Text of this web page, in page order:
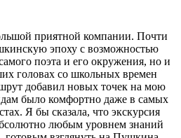
приятной компании. Почти
эпоху с возможностью
поэта и его окружения, но и
головах со школьных времен
добавил новых точек на мою
было комфортно даже в самых
Я бы сказала, что экскурсия
любым уровнем знаний